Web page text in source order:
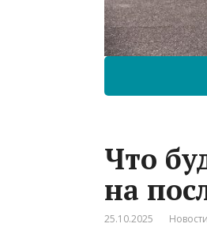
Что
на
25.10.2025 Новости